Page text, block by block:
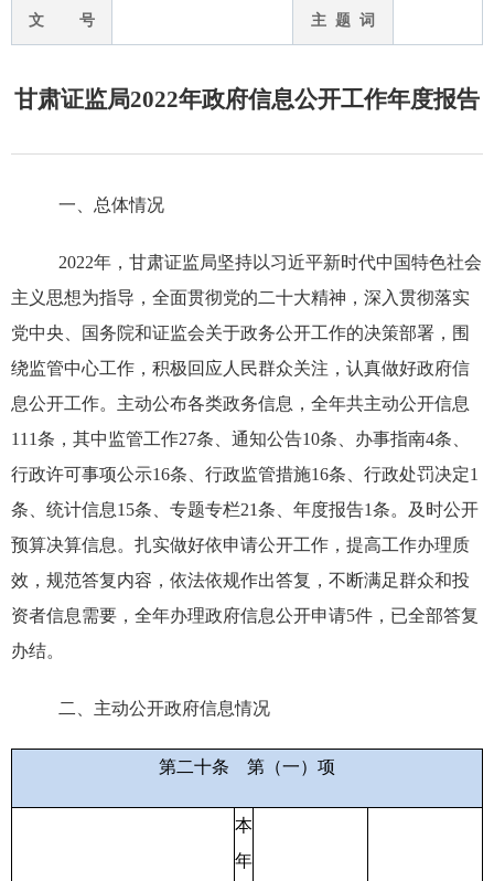
文 号 主 题 词
甘肃证监局2022年政府信息公开工作年度报告
一、总体情况
2022年，甘肃证监局坚持以习近平新时代中国特色社会
主义思想为指导，全面贯彻党的二十大精神，深入贯彻落实
党中央、国务院和证监会关于政务公开工作的决策部署，围
绕监管中心工作，积极回应人民群众关注，认真做好政府信
息公开工作。主动公布各类政务信息，全年共主动公开信息
111条，其中监管工作27条、通知公告10条、办事指南4条、
行政许可事项公示16条、行政监管措施16条、行政处罚决定1
条、统计信息15条、专题专栏21条、年度报告1条。及时公开
预算决算信息。扎实做好依申请公开工作，提高工作办理质
效，规范答复内容，依法依规作出答复，不断满足群众和投
资者信息需要，全年办理政府信息公开申请5件，已全部答复
办结。
二、主动公开政府信息情况
第二十条 第（一）项
本
年